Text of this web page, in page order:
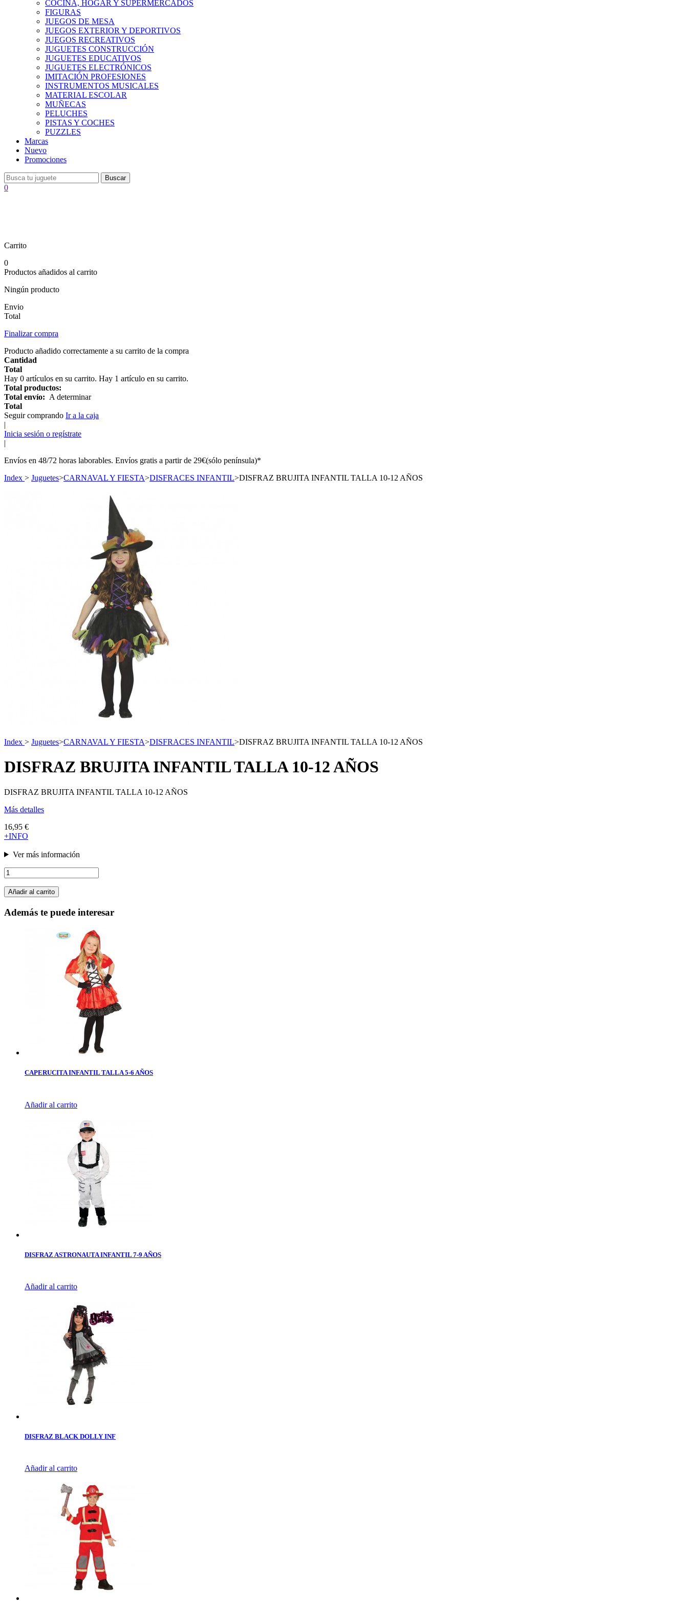
COCINA, HOGAR Y SUPERMERCADOS
FIGURAS
JUEGOS DE MESA
JUEGOS EXTERIOR Y DEPORTIVOS
JUEGOS RECREATIVOS
JUGUETES CONSTRUCCIÓN
JUGUETES EDUCATIVOS
JUGUETES ELECTRÓNICOS
IMITACIÓN PROFESIONES
INSTRUMENTOS MUSICALES
MATERIAL ESCOLAR
MUÑECAS
PELUCHES
PISTAS Y COCHES
PUZZLES
Marcas
Nuevo
Promociones
Buscar
0
Carrito
0
Productos añadidos al carrito
Ningún producto
Envio
Total
Finalizar compra
Producto añadido correctamente a su carrito de la compra
Cantidad
Total
Hay 0 artículos en su carrito. Hay 1 artículo en su carrito.
Total productos:
Total envío: A determinar
Total
Seguir comprando Ir a la caja
|
Inicia sesión o regístrate
|
Envíos en 48/72 horas laborables. Envíos gratis a partir de 29€(sólo península)*
Index > Juguetes>CARNAVAL Y FIESTA>DISFRACES INFANTIL>DISFRAZ BRUJITA INFANTIL TALLA 10-12 AÑOS
Index > Juguetes>CARNAVAL Y FIESTA>DISFRACES INFANTIL>DISFRAZ BRUJITA INFANTIL TALLA 10-12 AÑOS
DISFRAZ BRUJITA INFANTIL TALLA 10-12 AÑOS
DISFRAZ BRUJITA INFANTIL TALLA 10-12 AÑOS
Más detalles
16,95 €
+INFO
Ver más información
Añadir al carrito
Además te puede interesar
CAPERUCITA INFANTIL TALLA 5-6 AÑOS
Añadir al carrito
DISFRAZ ASTRONAUTA INFANTIL 7-9 AÑOS
Añadir al carrito
DISFRAZ BLACK DOLLY INF
Añadir al carrito